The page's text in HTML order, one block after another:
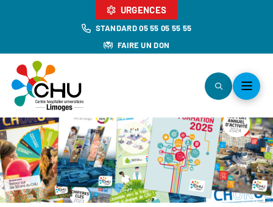
STANDARD 05 55 05 55 55
FAIRE UN DON
URGENCES